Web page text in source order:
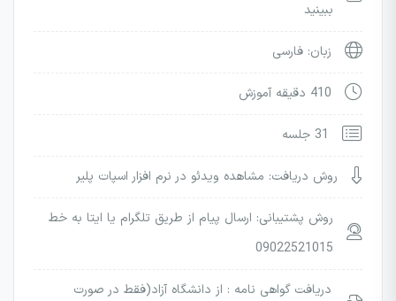
ببینید
زبان: فارسی
410 دقیقه آموزش
31 جلسه
روش دریافت: مشاهده ویدئو در نرم افزار اسپات پلیر
روش پشتیبانی: ارسال پیام از طریق تلگرام یا ایتا به خط
09022521015
دریافت گواهی نامه : از دانشگاه آزاد(فقط در صورت